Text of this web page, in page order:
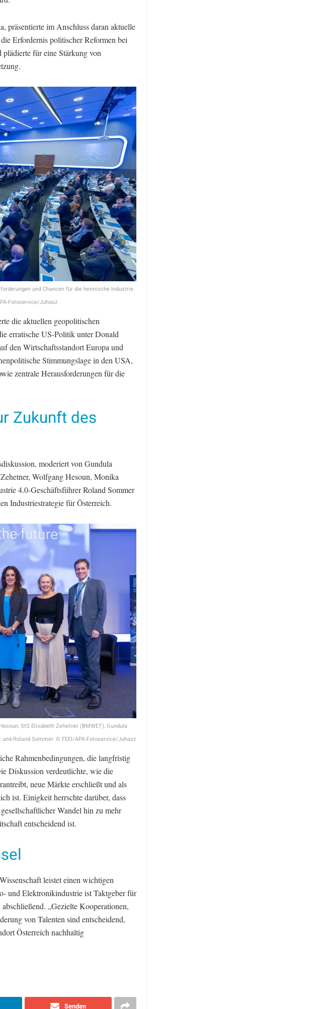
im Anschluss daran aktuelle
Erfordernis politischer Reformen bei
für eine Stärkung von
und Chancen für die heimische Industrie
Fotoservice/Juhasz
die aktuellen geopolitischen
erratische US-Politik unter Donald
den Wirtschaftsstandort Europa und
Stimmungslage in den USA,
zentrale Herausforderungen für die
Zukunft des
moderiert von Gundula
Wolfgang Hesoun, Monika
4.0-Geschäftsführer Roland Sommer
Industriestrategie für Österreich.
StS Elisabeth Zehetner (BMWET), Gundula
Roland Sommer. © FEEI/APA-Fotoservice/Juhasz
Rahmenbedingungen, die langfristig
Diskussion verdeutlichte, wie die
neue Märkte erschließt und als
ist. Einigkeit herrschte darüber, dass
Wandel hin zu mehr
entscheidend ist.
leistet einen wichtigen
und Elektronikindustrie ist Taktgeber für
„Gezielte Kooperationen,
von Talenten sind entscheidend,
Österreich nachhaltig
Senden